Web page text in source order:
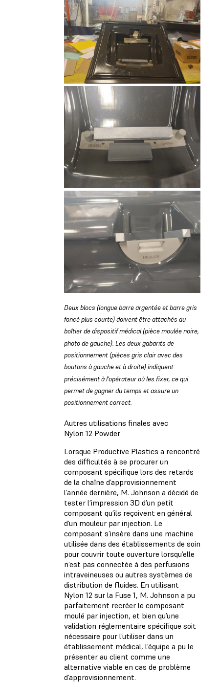
Deux blocs (longue barre argentée et barre gris
foncé plus courte) doivent être attachés au
boîtier de dispositif médical (pièce moulée noire,
photo de gauche). Les deux gabarits de
positionnement (pièces gris clair avec des
boutons à gauche et à droite) indiquent
précisément à l’opérateur où les fixer, ce qui
permet de gagner du temps et assure un
positionnement correct.
Autres utilisations finales avec
Nylon 12 Powder
Lorsque Productive Plastics a rencontré
des difficultés à se procurer un
composant spécifique lors des retards
de la chaîne d’approvisionnement
l’année dernière, M. Johnson a décidé de
tester l’impression 3D d’un petit
composant qu’ils reçoivent en général
d’un mouleur par injection. Le
composant s’insère dans une machine
utilisée dans des établissements de soin
pour couvrir toute ouverture lorsqu’elle
n’est pas connectée à des perfusions
intraveineuses ou autres systèmes de
distribution de fluides. En utilisant
Nylon 12 sur la Fuse 1, M. Johnson a pu
parfaitement recréer le composant
moulé par injection, et bien qu’une
validation réglementaire spécifique soit
nécessaire pour l’utiliser dans un
établissement médical, l’équipe a pu le
présenter au client comme une
alternative viable en cas de problème
d’approvisionnement.